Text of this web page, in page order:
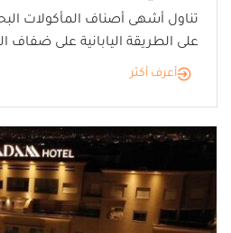
تناول أشهى أصناف المأكولات
على الطريقة اليابانية على ضفاف
أعرف أكثر